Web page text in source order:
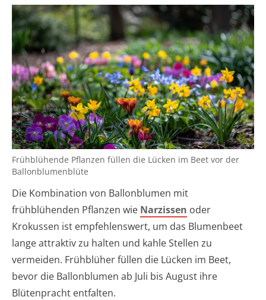
Frühblühende Pflanzen füllen die Lücken im Beet vor der
Ballonblumenblüte
Die Kombination von Ballonblumen mit
frühblühenden Pflanzen wie Narzissen oder
Krokussen ist empfehlenswert, um das Blumenbeet
lange attraktiv zu halten und kahle Stellen zu
vermeiden. Frühblüher füllen die Lücken im Beet,
bevor die Ballonblumen ab Juli bis August ihre
Blütenpracht entfalten.